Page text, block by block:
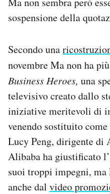
sospensione della
Secondo una
novembre Ma non ha
Business Heroes, una
televisivo creato dallo
iniziative meritevoli di
venendo sostituito
Lucy Peng, dirigente di
Alibaba ha giustificato
suoi troppi impegni, ma
anche dal video